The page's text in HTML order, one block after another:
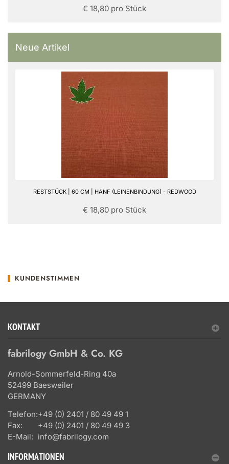
€ 18,80 pro Stück
Neue Artikel
RESTSTÜCK | 60 CM | HANF (LEINENBINDUNG) - REDWOOD
€ 18,80 pro Stück
KUNDENSTIMMEN
KONTAKT
fabrilogy GmbH & Co. KG
Arnold-Sommerfeld-Ring 40a
52499 Baesweiler
GERMANY
Telefon:+49 (0) 2401 / 80 49 49 1
Fax:
+49 (0) 2401 / 80 49 49 3
E-Mail: info@fabrilogy.com
INFORMATIONEN